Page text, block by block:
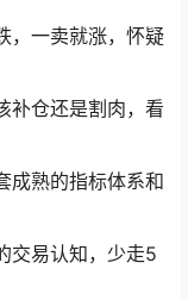
，一卖就涨，怀疑
补仓还是割肉，看
成熟的指标体系和
交易认知，少走5